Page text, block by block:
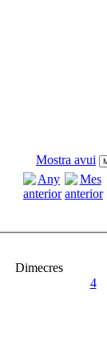
Mostra avui
Dimecres
4